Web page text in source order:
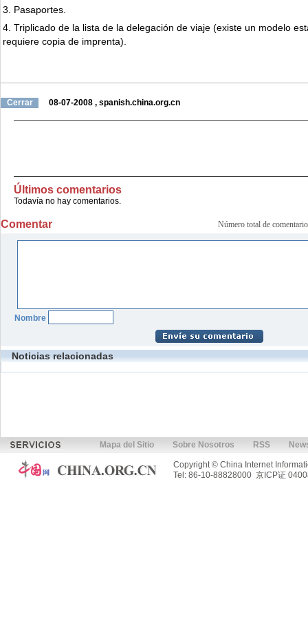
3. Pasaportes.
4. Triplicado de la lista de la delegación de viaje (existe un modelo
requiere copia de imprenta).
Cerrar 08-07-2008 , spanish.china.org.cn
Últimos comentarios
Todavía no hay comentarios.
Comentar Número total de
Nombre
Noticias relacionadas